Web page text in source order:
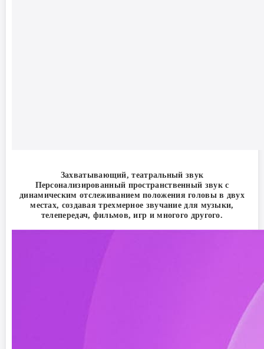
Захватывающий, театральный звук
Персонализированный пространственный звук с
динамическим отслеживанием положения головы в двух
местах, создавая трехмерное звучание для музыки,
телепередач, фильмов, игр и многого другого.